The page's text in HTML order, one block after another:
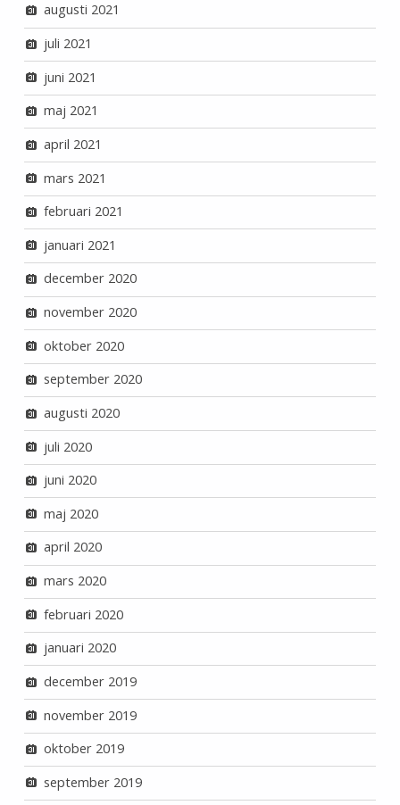
augusti 2021
juli 2021
juni 2021
maj 2021
april 2021
mars 2021
februari 2021
januari 2021
december 2020
november 2020
oktober 2020
september 2020
augusti 2020
juli 2020
juni 2020
maj 2020
april 2020
mars 2020
februari 2020
januari 2020
december 2019
november 2019
oktober 2019
september 2019